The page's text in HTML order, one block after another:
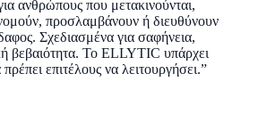
ανθρώπους που μετακινούνται,
προσλαμβάνουν ή διευθύνουν
Σχεδιασμένα για σαφήνεια,
βεβαιότητα. Το ELLYTIC υπάρχει
επιτέλους να λειτουργήσει.”